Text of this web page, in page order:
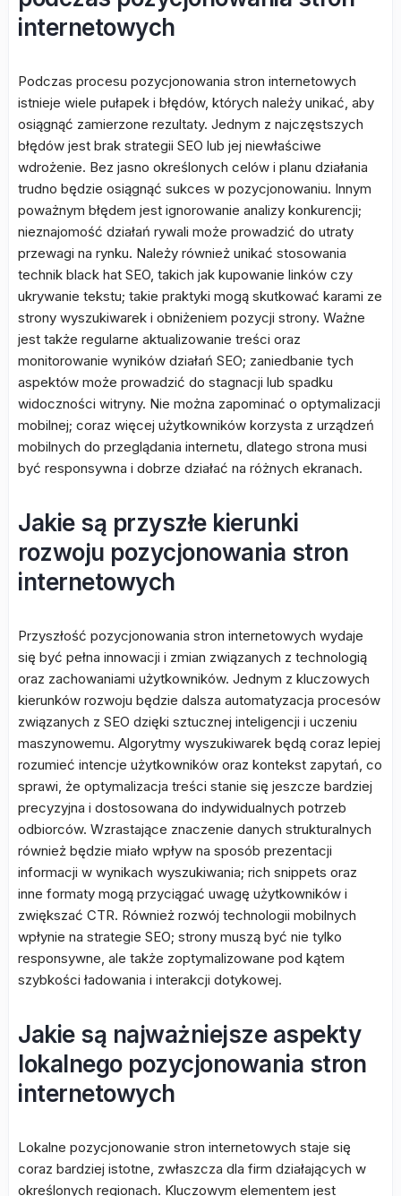
internetowych
Podczas procesu pozycjonowania stron internetowych
istnieje wiele pułapek i błędów, których należy unikać, aby
osiągnąć zamierzone rezultaty. Jednym z najczęstszych
błędów jest brak strategii SEO lub jej niewłaściwe
wdrożenie. Bez jasno określonych celów i planu działania
trudno będzie osiągnąć sukces w pozycjonowaniu. Innym
poważnym błędem jest ignorowanie analizy konkurencji;
nieznajomość działań rywali może prowadzić do utraty
przewagi na rynku. Należy również unikać stosowania
technik black hat SEO, takich jak kupowanie linków czy
ukrywanie tekstu; takie praktyki mogą skutkować karami ze
strony wyszukiwarek i obniżeniem pozycji strony. Ważne
jest także regularne aktualizowanie treści oraz
monitorowanie wyników działań SEO; zaniedbanie tych
aspektów może prowadzić do stagnacji lub spadku
widoczności witryny. Nie można zapominać o optymalizacji
mobilnej; coraz więcej użytkowników korzysta z urządzeń
mobilnych do przeglądania internetu, dlatego strona musi
być responsywna i dobrze działać na różnych ekranach.
Jakie są przyszłe kierunki
rozwoju pozycjonowania stron
internetowych
Przyszłość pozycjonowania stron internetowych wydaje
się być pełna innowacji i zmian związanych z technologią
oraz zachowaniami użytkowników. Jednym z kluczowych
kierunków rozwoju będzie dalsza automatyzacja procesów
związanych z SEO dzięki sztucznej inteligencji i uczeniu
maszynowemu. Algorytmy wyszukiwarek będą coraz lepiej
rozumieć intencje użytkowników oraz kontekst zapytań, co
sprawi, że optymalizacja treści stanie się jeszcze bardziej
precyzyjna i dostosowana do indywidualnych potrzeb
odbiorców. Wzrastające znaczenie danych strukturalnych
również będzie miało wpływ na sposób prezentacji
informacji w wynikach wyszukiwania; rich snippets oraz
inne formaty mogą przyciągać uwagę użytkowników i
zwiększać CTR. Również rozwój technologii mobilnych
wpłynie na strategie SEO; strony muszą być nie tylko
responsywne, ale także zoptymalizowane pod kątem
szybkości ładowania i interakcji dotykowej.
Jakie są najważniejsze aspekty
lokalnego pozycjonowania stron
internetowych
Lokalne pozycjonowanie stron internetowych staje się
coraz bardziej istotne, zwłaszcza dla firm działających w
określonych regionach. Kluczowym elementem jest